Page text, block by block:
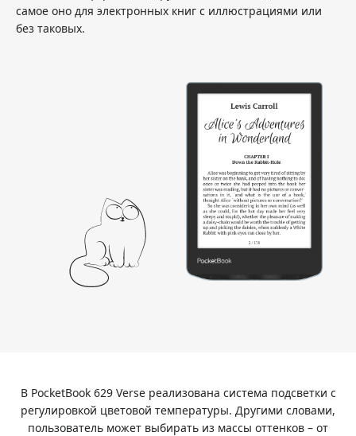
самое оно для электронных книг с иллюстрациями или
без таковых.
В PocketBook 629 Verse реализована система подсветки с
регулировкой цветовой температуры. Другими словами,
пользователь может выбирать из массы оттенков – от